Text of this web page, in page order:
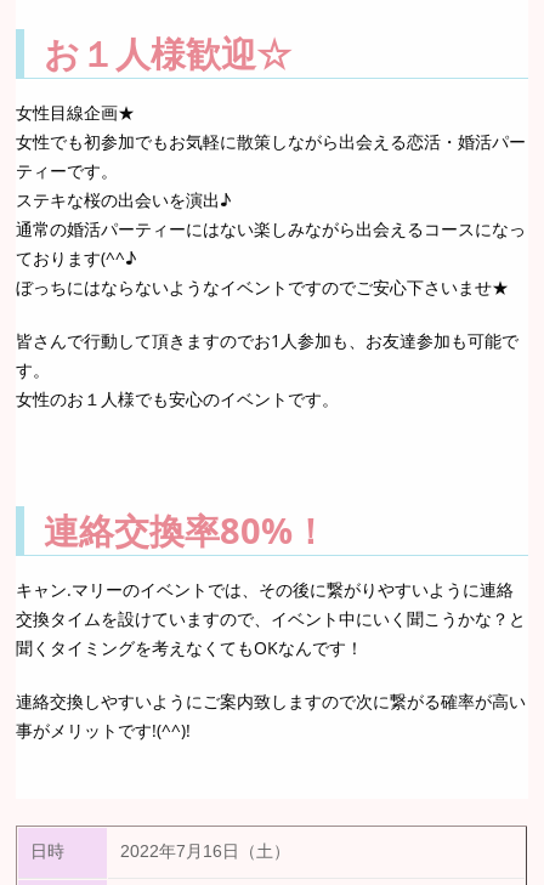
お１人様歓迎☆
女性目線企画★
女性でも初参加でもお気軽に散策しながら出会える恋活・婚活パー
ティーです。
ステキな桜の出会いを演出♪
通常の婚活パーティーにはない楽しみながら出会えるコースになっ
ております(^^♪
ぼっちにはならないようなイベントですのでご安心下さいませ★
皆さんで行動して頂きますのでお1人参加も、お友達参加も可能で
す。
女性のお１人様でも安心のイベントです。
連絡交換率80%！
キャン.マリーのイベントでは、その後に繋がりやすいように連絡
交換タイムを設けていますので、イベント中にいく聞こうかな？と
聞くタイミングを考えなくてもOKなんです！
連絡交換しやすいようにご案内致しますので次に繋がる確率が高い
事がメリットです!(^^)!
日時 2022年7月16日（土）